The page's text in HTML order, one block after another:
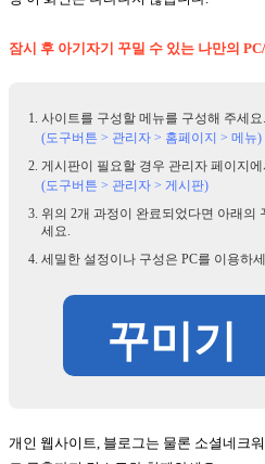
잠시 후 아기자기 꾸밀 수 있는 나만의
사이트를 구성할 메뉴를 구성해 주세요.
(도구버튼 > 관리자 > 홈페이지 > 메뉴)
게시판이 필요할 경우 관리자 페이지
(도구버튼 > 관리자 > 게시판)
위의 2개 과정이 완료되었다면 아래의
세요.
세밀한 설정이나 구성은 PC를 이용하
꾸미기
개인 웹사이트, 블로그는 물론 소셜네크